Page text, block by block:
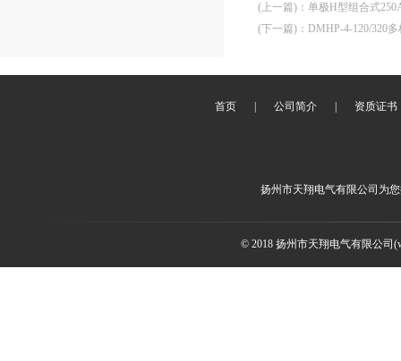
(上一篇) ： 单极H型组合式
(下一篇) ： DMHP-4-120/320
首页 公司简介 资质证书
扬州市天翔电气有限公司为
© 2018 扬州市天翔电气有限公司